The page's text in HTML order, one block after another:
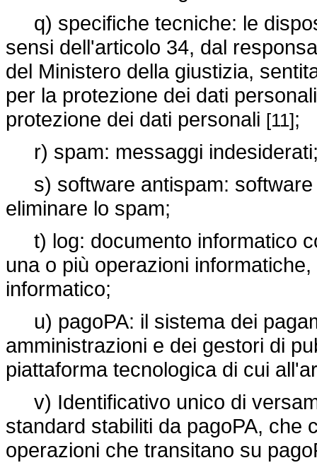
q) specifiche tecniche: le
sensi dell'articolo 34, dal
del Ministero della giustizia,
per la protezione dei dati
protezione dei dati personali [11];
r) spam: messaggi
s) software antispam: software
eliminare lo spam;
t) log: documento informatico
una o più operazioni
informatico;
u) pagoPA: il sistema dei
amministrazioni e dei gestori di
piattaforma tecnologica di cui
v) Identificativo unico di
standard stabiliti da pagoPA, che
operazioni che transitano su